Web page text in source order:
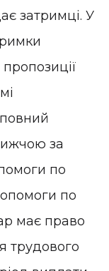
затримці. У
за
по
по
має право
трудового